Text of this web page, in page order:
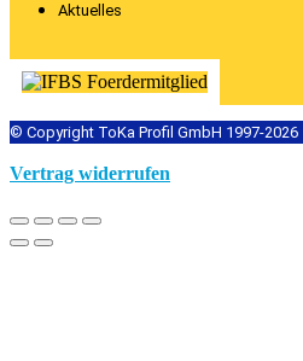
Aktuelles
© Copyright ToKa Profil GmbH 1997-2026
Vertrag widerrufen